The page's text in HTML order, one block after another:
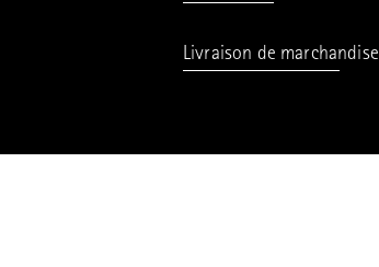
Livraison de marchandise